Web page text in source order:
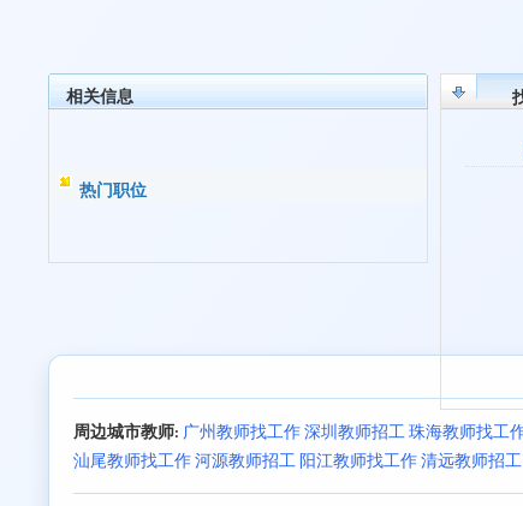
相关信息
热门职位
周边城市教师: 广州教师找工作深圳教师招工 珠海教师找工
汕尾教师找工作河源教师招工 阳江教师找工作清远教师招工